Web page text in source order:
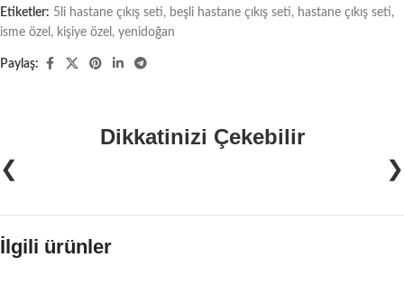
Etiketler: 5li hastane çıkış seti, beşli hastane çıkış seti, hastane çıkış seti,
isme özel , kişiye özel , yenidoğan
Paylaş:
Dikkatinizi Çekebilir
❮ ❯
İlgili ürünler